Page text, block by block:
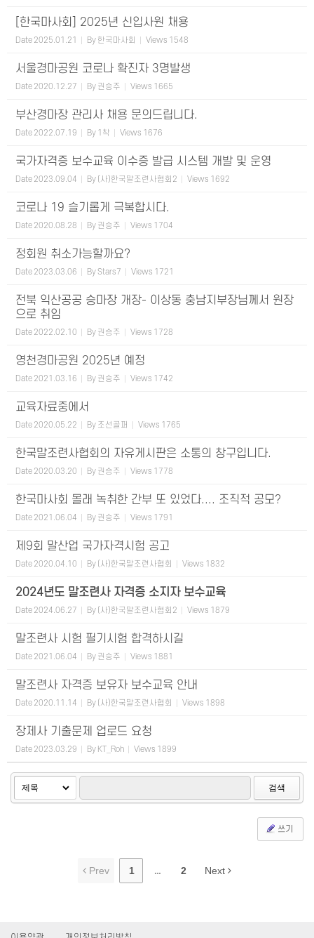
[한국마사회] 2025년 신입사원 채용
Date 2025.01.21 By 한국마사회 Views 1548
서울경마공원 코로나 확진자 3명발생
Date 2020.12.27 By 권승주 Views 1665
부산경마장 관리사 채용 문의드립니다.
Date 2022.07.19 By 1착 Views 1676
국가자격증 보수교육 이수증 발급 시스템 개발 및 운영
Date 2023.09.04 By (사)한국말조련사협회2 Views 1692
코로나 19 슬기롭게 극복합시다.
Date 2020.08.28 By 권승주 Views 1704
정회원 취소가능할까요?
Date 2023.03.06 ByStars7 Views 1721
전북 익산공공 승마장 개장- 이상동 충남지부장님께서 원장
으로 취임
Date 2022.02.10 By 권승주 Views 1728
영천경마공원 2025년 예정
Date 2021.03.16 By 권승주 Views 1742
교육자료중에서
Date 2020.05.22 By 조선골퍼 Views 1765
한국말조련사협회의 자유게시판은 소통의 창구입니다.
Date 2020.03.20 By 권승주 Views 1778
한국마사회 몰래 녹취한 간부 또 있었다.... 조직적 공모?
Date 2021.06.04 By 권승주 Views 1791
제9회 말산업 국가자격시험 공고
Date 2020.04.10 By (사)한국말조련사협회 Views 1832
2024년도 말조련사 자격증 소지자 보수교육
Date 2024.06.27 By (사)한국말조련사협회2 Views 1879
말조련사 시험 필기시험 합격하시길
Date 2021.06.04 By 권승주 Views 1881
말조련사 자격증 보유자 보수교육 안내
Date 2020.11.14 By (사)한국말조련사협회 Views 1898
장제사 기출문제 업로드 요청
Date 2023.03.29 By KT_Roh Views 1899
검색
쓰기
Prev 1 ... 2 Next